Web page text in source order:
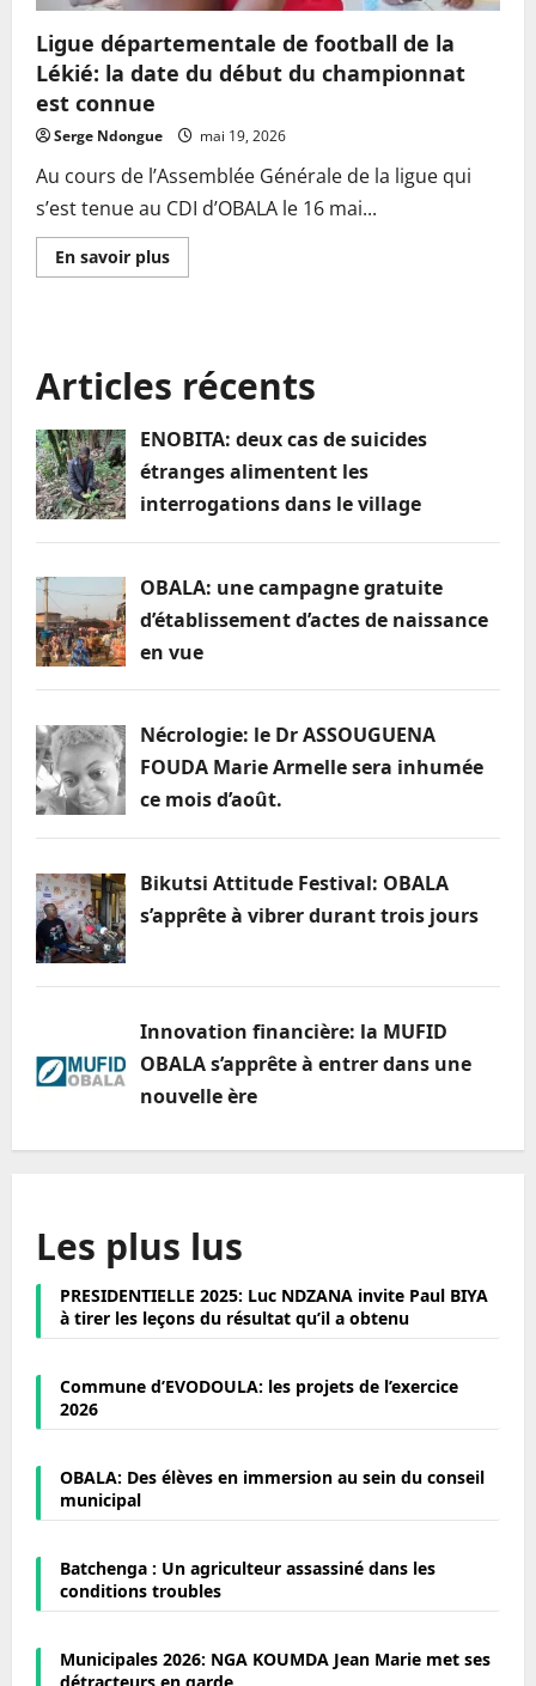
Ligue départementale de football de la
Lékié: la date du début du championnat
est connue
Serge Ndongue mai 19, 2026
Au cours de l’Assemblée Générale de la ligue qui
s’est tenue au CDI d’OBALA le 16 mai...
En savoir plusEn
savoir
football
de
la
la
du
début
du
championnat
est
Articles récents
ENOBITA: deux cas de suicides
étranges alimentent les
interrogations dans le village
OBALA: une campagne gratuite
d’établissement d’actes de naissance
en vue
Nécrologie: le Dr ASSOUGUENA
FOUDA Marie Armelle sera inhumée
ce mois d’août.
Bikutsi Attitude Festival: OBALA
s’apprête à vibrer durant trois jours
Innovation financière: la MUFID
OBALA s’apprête à entrer dans une
nouvelle ère
Les plus lus
PRESIDENTIELLE 2025: Luc NDZANA invite Paul BIYA
à tirer les leçons du résultat qu’il a obtenu
Commune d’EVODOULA: les projets de l’exercice
2026
OBALA: Des élèves en immersion au sein du conseil
municipal
Batchenga : Un agriculteur assassiné dans les
conditions troubles
Municipales 2026: NGA KOUMDA Jean Marie met ses